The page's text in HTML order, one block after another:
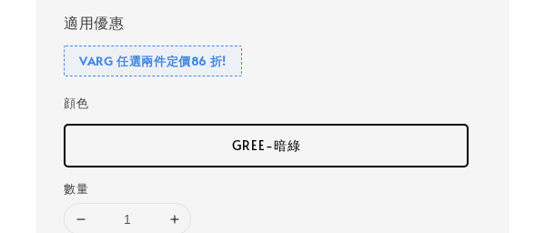
適用優惠
VARG 任選兩件定價86 折!
顔色
GREE-暗綠
數量